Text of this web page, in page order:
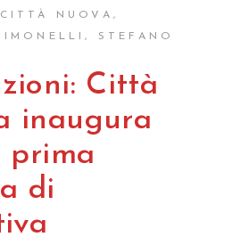
NUOVA ,
, STEFANO
Città
inaugura
prima
di